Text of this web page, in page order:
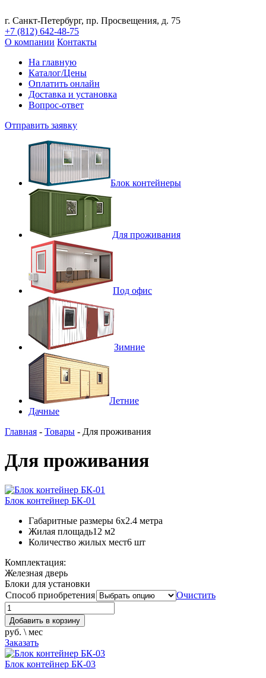
г. Санкт-Петербург, пр. Просвещения, д. 75
+7 (812) 642-48-75
О компании Контакты
На главную
Каталог/Цены
Оплатить онлайн
Доставка и установка
Вопрос-ответ
Отправить заявку
Блок контейнеры
Для проживания
Под офис
Зимние
Летние
Дачные
Главная - Товары - Для проживания
Для проживания
Блок контейнер БК-01
Габаритные размеры 6х2.4 метра
Жилая площадь12 м2
Количество жилых мест6 шт
Комплектация:
Железная дверь
Блоки для установки
Способ приобретения
Очистить
Добавить в корзину
руб. \ мес
Заказать
Блок контейнер БК-03